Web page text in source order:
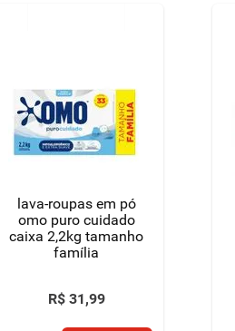
lava-roupas em pó
omo puro cuidado
caixa 2,2kg tamanho
família
R$ 31,99